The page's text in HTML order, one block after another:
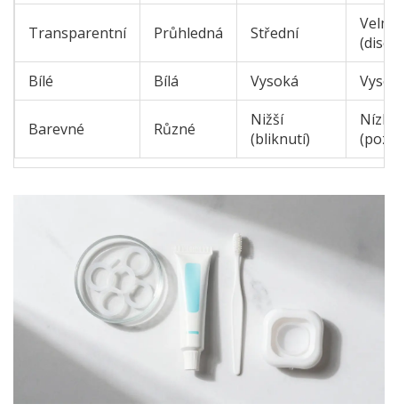
Transparentní Průhledná Střední
Bílé
Bílá Vysoká
Barevné Různé
Nižší
(bliknutí)
Nízká